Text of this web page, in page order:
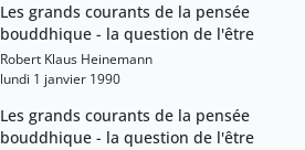
Les grands courants de la pensée
bouddhique - la question de l'être
Robert Klaus Heinemann
lundi 1 janvier 1990
Les grands courants de la pensée
bouddhique - la question de l'être